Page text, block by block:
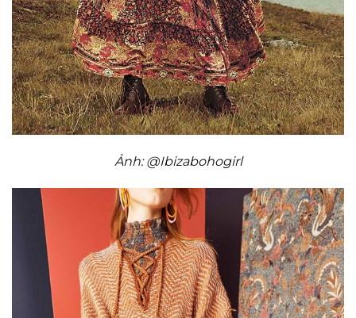
Ảnh: @Ibizabohogirl